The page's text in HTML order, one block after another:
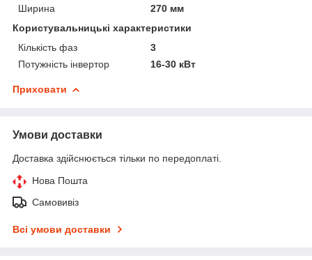
Ширина
270 мм
Користувальницькі характеристики
Кількість фаз
3
Потужність інвертор
16-30 кВт
Приховати
Умови доставки
Доставка здійснюється тільки по передоплаті.
Нова Пошта
Самовивіз
Всі умови доставки